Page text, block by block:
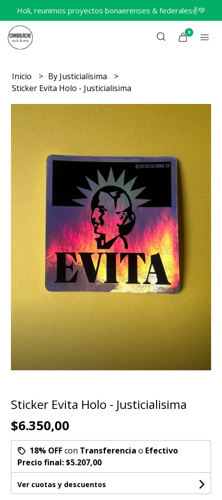
Holi, reunimos proyectos bonaerenses & federales✌️💚
0
Inicio
By Justicialisima
Sticker Evita Holo - Justicialisima
Sticker Evita Holo - Justicialisima
$6.350,00
18% OFFcon Transferencia o Efectivo
Precio final:$5.207,00
Ver cuotas y descuentos